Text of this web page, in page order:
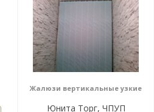
Жалюзи вертикальные узкие
Юнита Торг, ЧПУП